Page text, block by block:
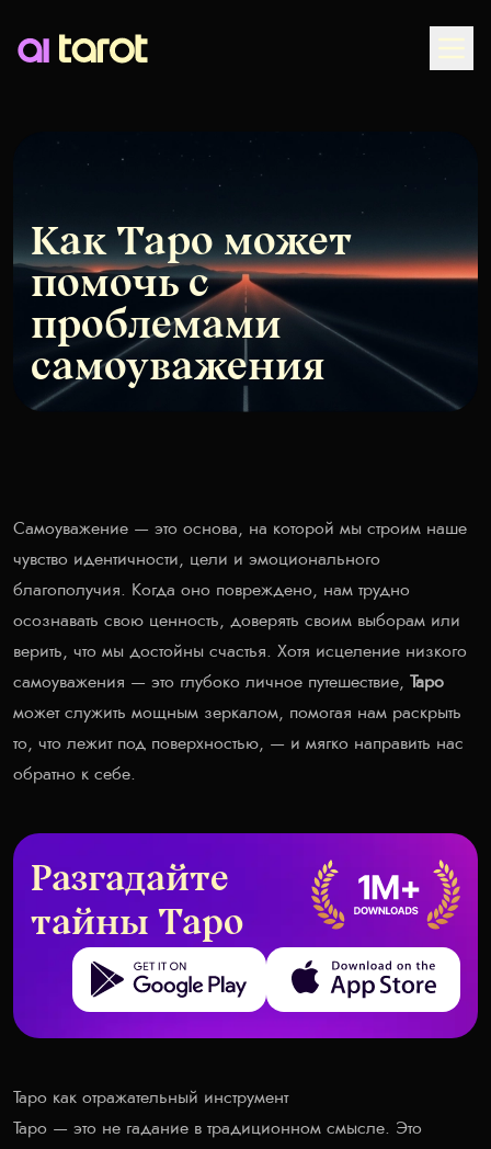
Как Таро может
помочь с
проблемами
самоуважения
Самоуважение — это основа, на которой мы строим наше
чувство идентичности, цели и эмоционального
благополучия. Когда оно повреждено, нам трудно
осознавать свою ценность, доверять своим выборам или
верить, что мы достойны счастья. Хотя исцеление низкого
самоуважения — это глубоко личное путешествие, Таро
может служить мощным зеркалом, помогая нам раскрыть
то, что лежит под поверхностью, — и мягко направить нас
обратно к себе.
Разгадайте
тайны Таро
Get it on Google Play Download on the App Store
Таро как отражательный инструмент
Таро — это не гадание в традиционном смысле. Это